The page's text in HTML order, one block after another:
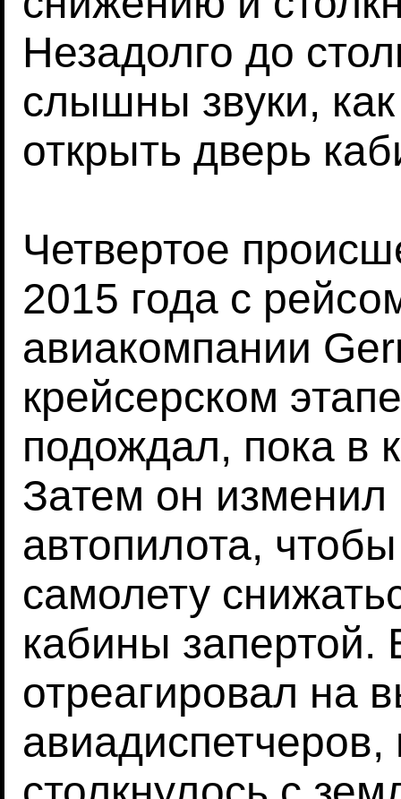
Незадолго до
слышны звуки,
открыть дверь
Четвертое
2015 года с
авиакомпании
крейсерском
подождал, пока в
Затем он изменил
автопилота,
самолету
кабины запертой.
отреагировал на